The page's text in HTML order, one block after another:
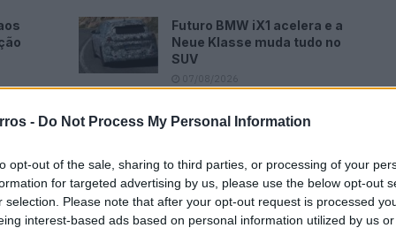
- Do Not Process My Personal Information
opt-out of the sale, sharing to third parties, or processing of your
for targeted advertising by us, please use the below opt-out
selection. Please note that after your opt-out request is processed
interest-based ads based on personal information utilized by us
Futuro BMW iX1 acelera e a
Neue Klasse muda tudo no
SUV
07/08/2026
e
Peugeot radicaliza design
com bigodes de gato em vez
07/08/2026